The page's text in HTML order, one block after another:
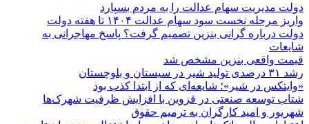
دولت مدیریت سهام عدالت را به مردم بسپارد
واریز مرحله نخست سود سهام عدالت ۱۴۰۴ تا هفته دولت
دولت درباره گرانی بنزین تصمیم گرفت؟ پاسخ مهاجرانی به
شایعات
قیمت واقعی بنزین مشخص شد
رشد ۳۱ درصدی تولید شیر در سیستان و بلوچستان
«وایتکس در شیر»؛ شایعه‌ای که از ابتدا کذب بود
شتاب توسعه صنعتی در قزوین با افزایش ظرفیت شهرک‌ها
شهریور و امید کارگران به ترمیم حقوق